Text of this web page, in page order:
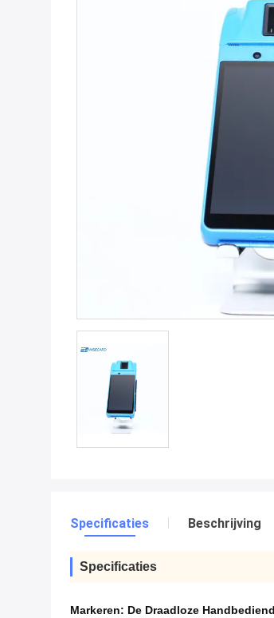
Specificaties Beschrijving
Specificaties
Markeren: De Draadloze